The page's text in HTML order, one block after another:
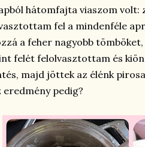
hátomfajta viaszom volt:
fel a mindenféle
a feher nagyobb
felét felolvasztottam és
majd jöttek az élénk
eredmény pedig?